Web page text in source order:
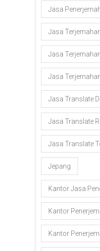
Jasa
Jasa
Jasa
Jasa
Jasa Translate
Jasa Translate
Jasa Translate
Jepang
Kantor Jasa
Kantor
Kantor